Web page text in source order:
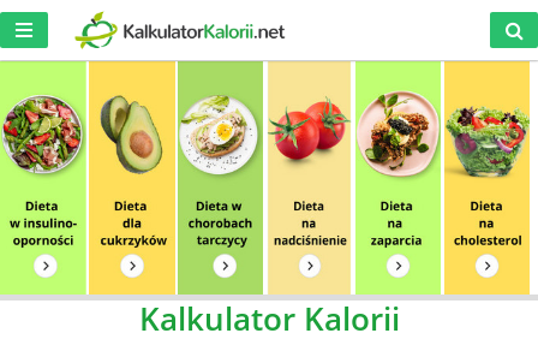
Kalkulator Kalorii